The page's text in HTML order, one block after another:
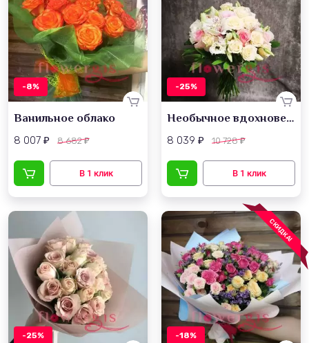
-8%
Ванильное облако
8 007 ₽ 8 682₽
-25%
Необычное вдохновение
8 039 ₽ 10 728₽
-25%
СКИДКА!
-18%